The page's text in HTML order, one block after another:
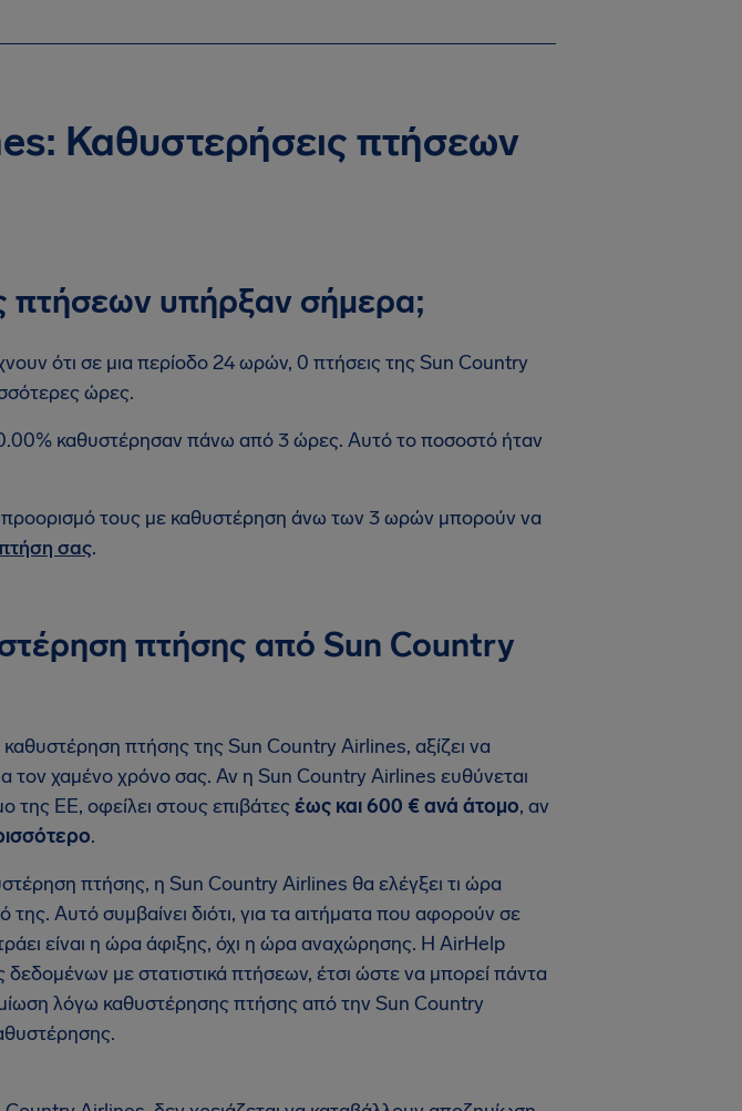
Καθυστερήσεις πτήσεων
πτήσεων υπήρξαν σήμερα;
ότι σε μια περίοδο 24 ωρών, 0 πτήσεις της Sun Country
ώρες.
καθυστέρησαν πάνω από 3 ώρες. Αυτό το ποσοστό ήταν
τους με καθυστέρηση άνω των 3 ωρών μπορούν να
σας.
πτήσης από Sun Country
καθυστέρηση πτήσης της Sun Country Airlines, αξίζει να
τον χαμένο χρόνο σας. Αν η Sun Country Airlines ευθύνεται
ΕΕ, οφείλει στους επιβάτεςέως και 600 € ανά άτομο, αν
.
πτήσης, η Sun Country Airlines θα ελέγξει τι ώρα
Αυτό συμβαίνει διότι, για τα αιτήματα που αφορούν σε
είναι η ώρα άφιξης, όχι η ώρα αναχώρησης. Η AirHelp
δεδομένων με στατιστικά πτήσεων, έτσι ώστε να μπορεί πάντα
λόγω καθυστέρησης πτήσης από την Sun Country